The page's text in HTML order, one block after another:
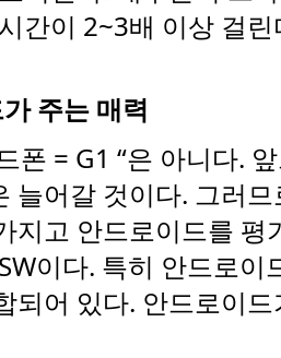
시간이 2~3배 이상 걸린
주는 매력
폰 = G1 “은 아니다.
늘어갈 것이다. 그러므
지고 안드로이드를 평
SW이다. 특히
안드로이
되어 있다. 안드로이드